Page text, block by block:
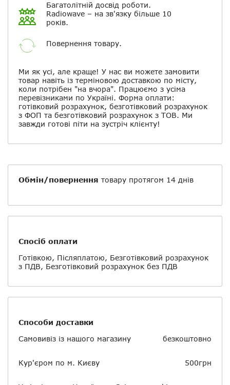
Багатолітній досвід роботи.
Radiowave – на зв'язку більше 10
років.
Повернення товару.
Ми як усі, але краще! У нас ви можете замовити
товар навіть із терміновою доставкою по місту,
коли потрібен "на вчора". Працюємо з усіма
перевізниками по Україні. Форма оплати:
готівковий розрахунок, безготівковий розрахунок
з ФОП та безготівковий розрахунок з ТОВ. Ми
завжди готові піти на зустріч клієнту!
Обмін/повернення товару протягом 14 днів
Спосіб оплати
Готівкою, Післяплатою, Безготівковий розрахунок
з ПДВ, Безготівковий розрахунок без ПДВ
Способи доставки
Самовивіз із нашого магазину
безкоштовно
Кур'єром по м. Києву 500грн